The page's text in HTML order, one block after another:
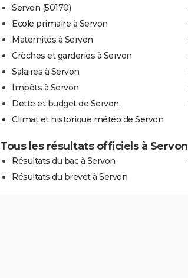
Servon (50170)
Ecole primaire à Servon
Maternités à Servon
Crèches et garderies à Servon
Salaires à Servon
Impôts à Servon
Dette et budget de Servon
Climat et historique météo de Servon
Tous les résultats officiels à Servon
Résultats du bac à Servon
Résultats du brevet à Servon